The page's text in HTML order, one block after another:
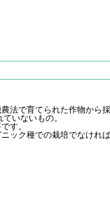
法で育てられた作物から採
いないもの。
す。
ック種での栽培でなければ